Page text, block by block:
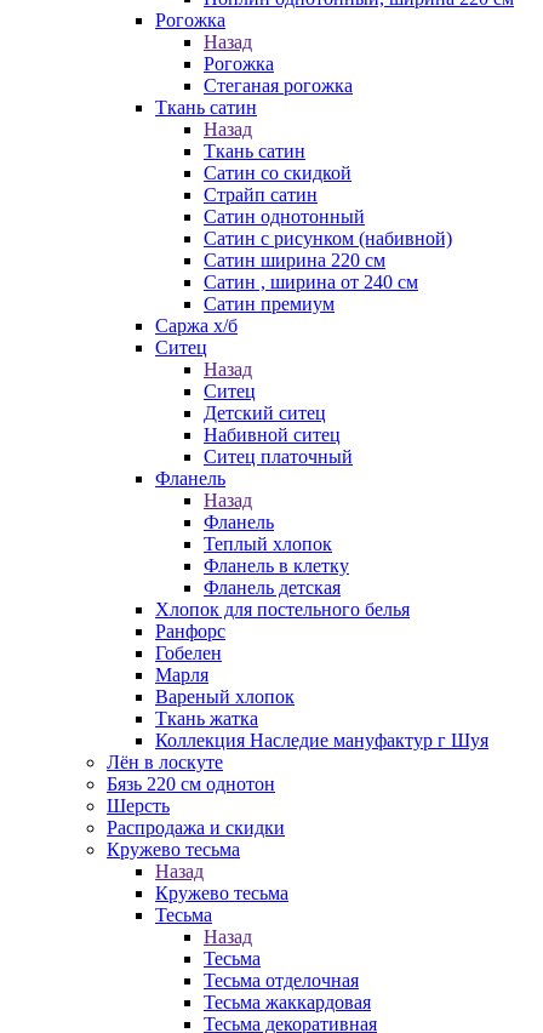
Рогожка
Назад
Рогожка
Стеганая рогожка
Ткань сатин
Назад
Ткань сатин
Сатин со скидкой
Страйп сатин
Сатин однотонный
Сатин с рисунком (набивной)
Сатин ширина 220 см
Сатин , ширина от 240 см
Сатин премиум
Саржа х/б
Ситец
Назад
Ситец
Детский ситец
Набивной ситец
Ситец платочный
Фланель
Назад
Фланель
Теплый хлопок
Фланель в клетку
Фланель детская
Хлопок для постельного белья
Ранфорс
Гобелен
Марля
Вареный хлопок
Ткань жатка
Коллекция Наследие мануфактур г Шуя
Лён в лоскуте
Бязь 220 см однотон
Шерсть
Распродажа и скидки
Кружево тесьма
Назад
Кружево тесьма
Тесьма
Назад
Тесьма
Тесьма отделочная
Тесьма жаккардовая
Тесьма декоративная